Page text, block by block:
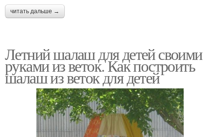
читать дальше →
Летний шалаш для детей своими
руками из веток. Как построить
шалаш из веток для детей